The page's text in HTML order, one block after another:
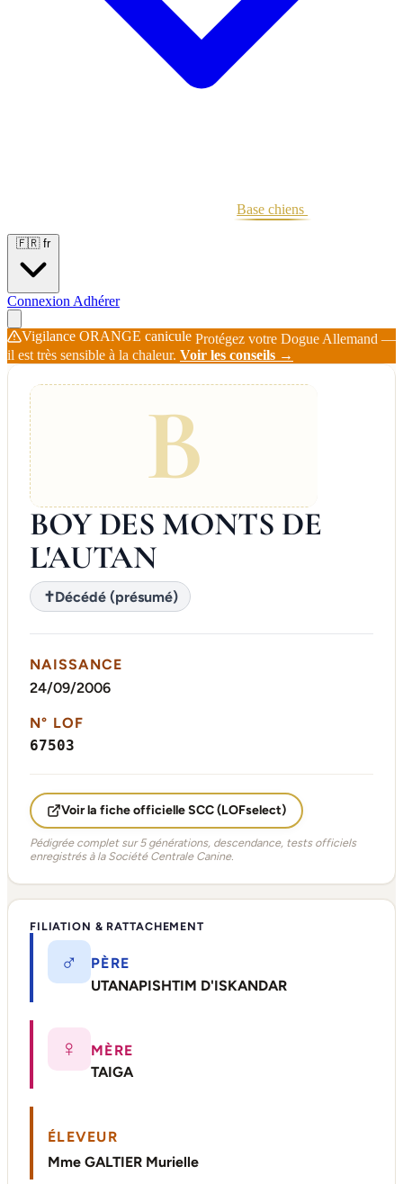
Base chiens
🇫🇷 fr
Connexion Adhérer
Vigilance ORANGE canicule Protégez votre Dogue Allemand —
il est très sensible à la chaleur. Voir les conseils →
B
BOY DES MONTS DE
L'AUTAN
✝Décédé (présumé)
NAISSANCE
24/09/2006
N° LOF
67503
Voir la fiche officielle SCC (LOFselect)
Pédigrée complet sur 5 générations, descendance, tests officiels
enregistrés à la Société Centrale Canine.
FILIATION & RATTACHEMENT
♂
PÈRE
UTANAPISHTIM D'ISKANDAR
♀
MÈRE
TAIGA
ÉLEVEUR
Mme GALTIER Murielle